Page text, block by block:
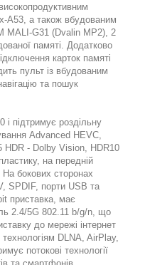
A53, а також вбудованим
MALI-G31 (Dvalin MP2), 2
памяті. Додатково
карток памяті
пульт із вбудованим
та пошук
підтримує роздільну
Advanced HEVC,
HDR - Dolby Vision, HDR10
на передній
бокових сторонах
SPDIF, порти USB та
приставка, має
2.4/5G 802.11 b/g/n, що
до мережі інтернет
DLNA, AirPlay,
потокові технології